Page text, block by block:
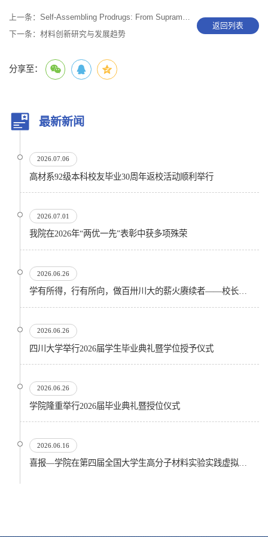
上一条： Self-Assembling Prodrugs: From Supramolecular Polymer to Supramolecular Medicine
下一条： 材料创新研究与发展趋势
返回列表
分享至：
最新新闻
2026.07.06
高材系92级本科校友毕业30周年返校活动顺利举行
2026.07.01
我院在2026年“两优一先”表彰中获多项殊荣
2026.06.26
2026.06.26
四川大学举行2026届学生毕业典礼暨学位授予仪式
2026.06.26
​学院隆重举行2026届毕业典礼暨授位仪式
2026.06.16
喜报—学院在第四届全国大学生高分子材料实验实践虚拟仿真大赛再创佳绩